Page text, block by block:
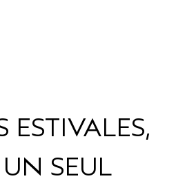
ESTIVALES,
SEUL